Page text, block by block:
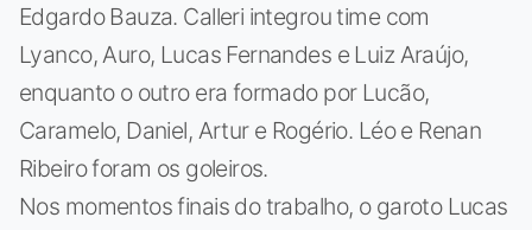
Edgardo Bauza. Calleri integrou time com
Lyanco, Auro, Lucas Fernandes e Luiz Araújo,
enquanto o outro era formado por Lucão,
Caramelo, Daniel, Artur e Rogério. Léo e Renan
Ribeiro foram os goleiros.
Nos momentos finais do trabalho, o garoto Lucas